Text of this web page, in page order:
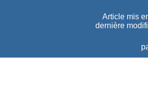
Article mis
dernière